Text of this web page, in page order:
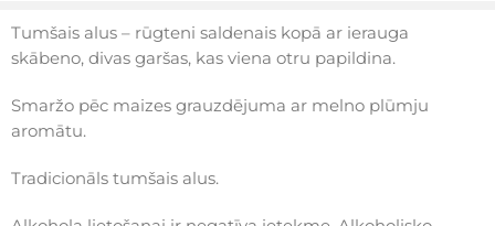
Tumšais alus – rūgteni saldenais kopā ar ierauga
skābeno, divas garšas, kas viena otru papildina.
Smaržo pēc maizes grauzdējuma ar melno plūmju
aromātu.
Tradicionāls tumšais alus.